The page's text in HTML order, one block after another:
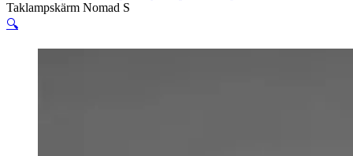
Taklampskärm Nomad S
🔍